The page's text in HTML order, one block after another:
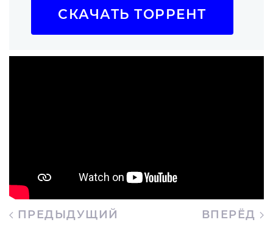
СКАЧАТЬ ТОРРЕНТ
ПРЕДЫДУЩИЙ ВПЕРЁД